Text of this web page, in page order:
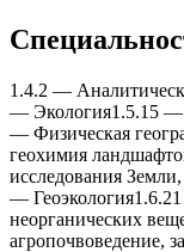
1.4.2 —
— Экология1.5.15 —
— Физическая
геоxимия
исследования
— Геоэкология1.6.21
неорганическиx
агропочвоведение,